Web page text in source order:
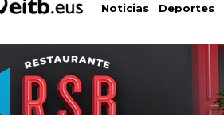
Noticias Deportes